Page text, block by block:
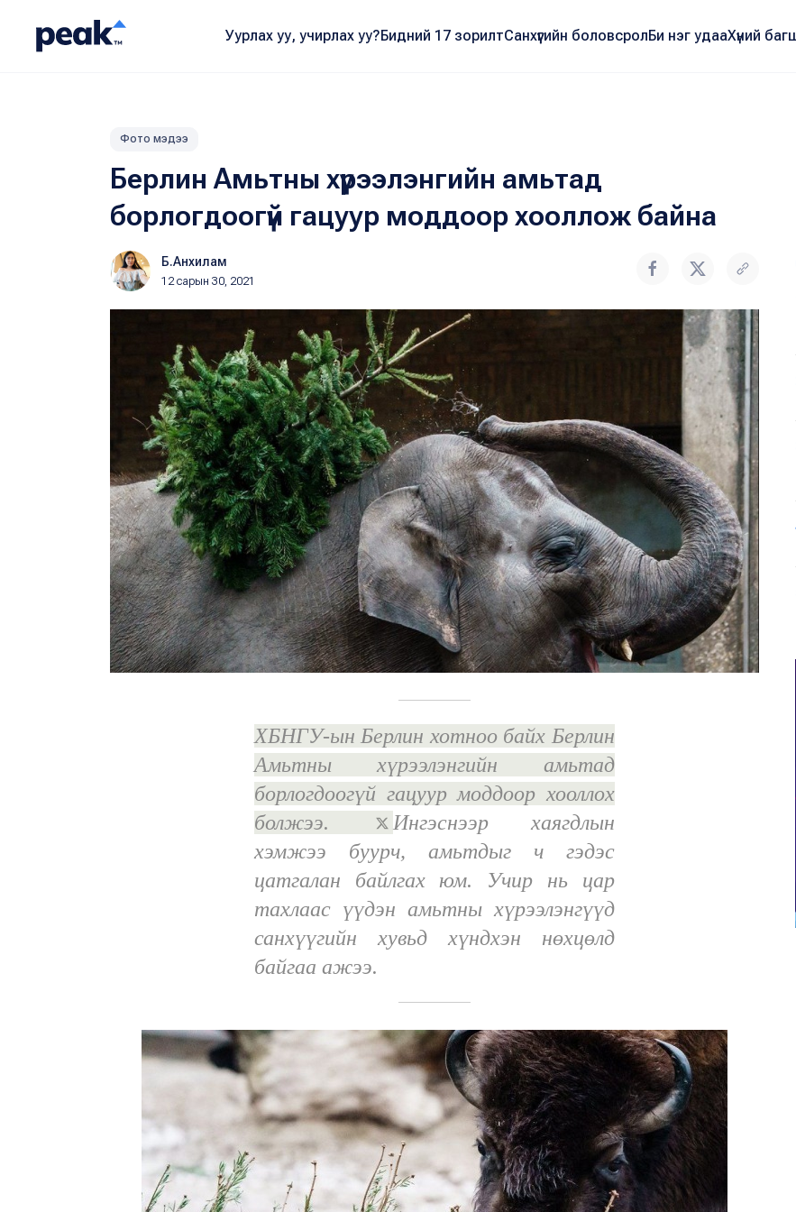
Уурлах уу, учирлах уу?Бидний 17 зорилтСанхүүгийн боловсролБи нэг удааХүний
Фото мэдээ
Берлин Амьтны хүрээлэнгийн амьтад
борлогдоогүй гацуур моддоор хооллож байна
Б.Анхилам
12 сарын 30, 2021
ХБНГУ-ын Берлин хотноо байх Берлин
Амьтны хүрээлэнгийн амьтад
борлогдоогүй гацуур моддоор хооллох
болжээ.
Ингэснээр хаягдлын
хэмжээ буурч, амьтдыг ч гэдэс
цатгалан байлгах юм. Учир нь цар
тахлаас үүдэн амьтны хүрээлэнгүүд
санхүүгийн хувьд хүндхэн нөхцөлд
байгаа ажээ.